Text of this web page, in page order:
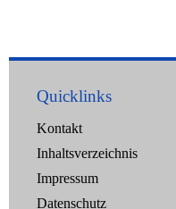
Quicklinks
Kontakt
Inhaltsverzeichnis
Impressum
Datenschutz